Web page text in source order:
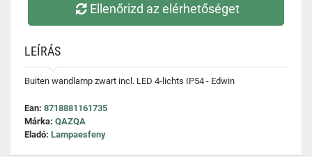
Ellenőrizd az elérhetőséget
LEÍRÁS
Buiten wandlamp zwart incl. LED 4-lichts IP54 - Edwin
Ean: 8718881161735
Márka: QAZQA
Eladó: Lampaesfeny